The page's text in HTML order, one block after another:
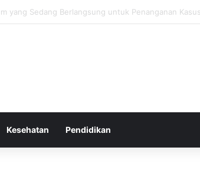
Tanpa Pengorbanan Ekstrem dan Konsisten
Kesehatan Pendidikan